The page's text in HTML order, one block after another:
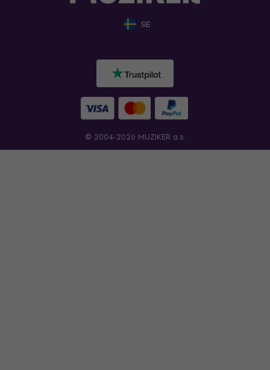
SE
© 2004-2026 MUZIKER a.s.